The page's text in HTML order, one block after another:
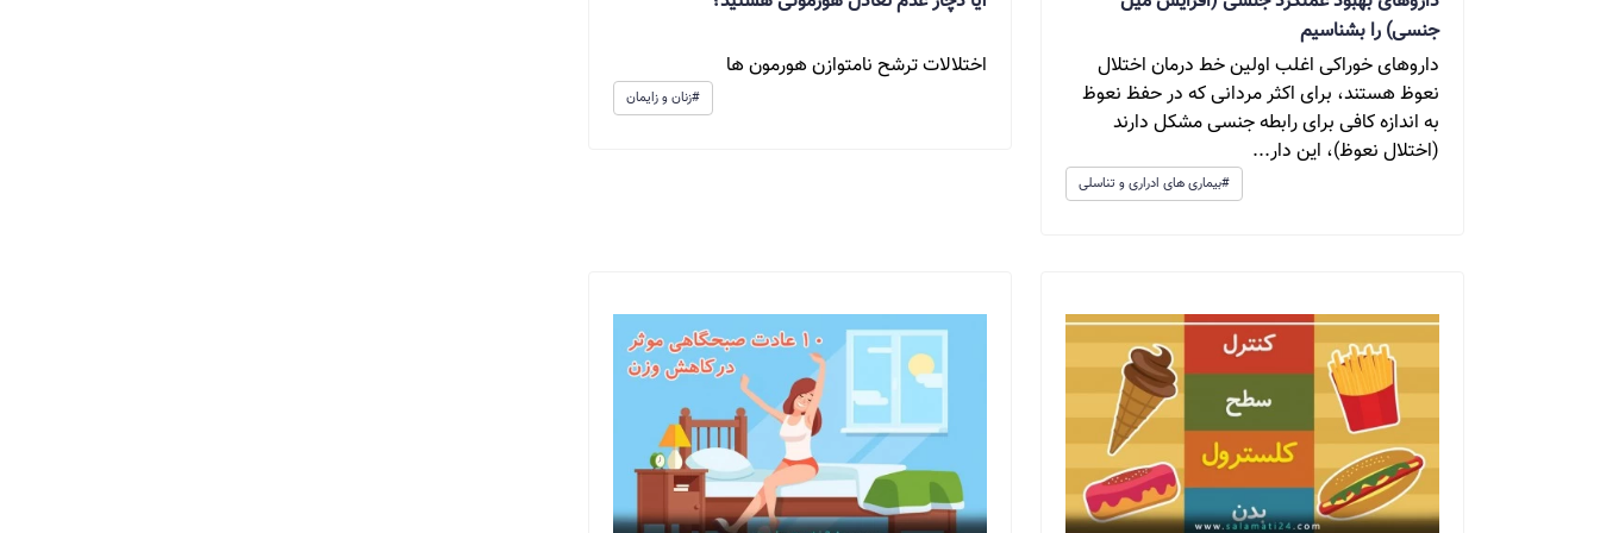
جنسی) را بشناسیم
داروهای خوراکی اغلب اولین خط درمان اختلال
نعوظ هستند، برای اکثر مردانی که در حفظ نعوظ
به اندازه کافی برای رابطه جنسی مشکل دارند
(اختلال نعوظ)، این دار...
#بیماری های ادراری و تناسلی
اختلالات ترشح نامتوازن هورمون ها
#زنان و زایمان